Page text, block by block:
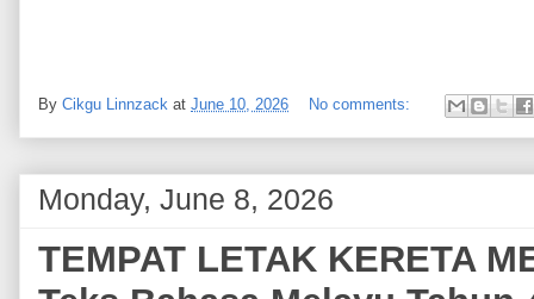
By Cikgu Linnzack at June 10, 2026 No comments:
Monday, June 8, 2026
TEMPAT LETAK KERETA